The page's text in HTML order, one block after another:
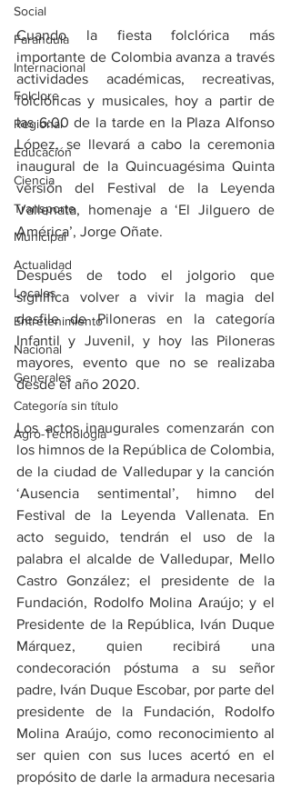
Social
Farandula
Internacional
Folclore
Regional
Educación
Ciencia
Transporte
Municipal
Actualidad
Locales
Entretenimiento
Nacional
Generales
Categoría sin título
Agro-Tecnología
Cuando la fiesta folclórica más
importante de Colombia avanza a través
actividades académicas, recreativas,
folclóricas y musicales, hoy a partir de
las 6:00 de la tarde en la Plaza Alfonso
López, se llevará a cabo la ceremonia
inaugural de la Quincuagésima Quinta
versión del Festival de la Leyenda
Vallenata, homenaje a ‘El Jilguero de
América’, Jorge Oñate.
Después de todo el jolgorio que
significa volver a vivir la magia del
desfile de Piloneras en la categoría
Infantil y Juvenil, y hoy las Piloneras
mayores, evento que no se realizaba
desde el año 2020.
Los actos inaugurales comenzarán con
los himnos de la República de Colombia,
de la ciudad de Valledupar y la canción
‘Ausencia sentimental’, himno del
Festival de la Leyenda Vallenata. En
acto seguido, tendrán el uso de la
palabra el alcalde de Valledupar, Mello
Castro González; el presidente de la
Fundación, Rodolfo Molina Araújo; y el
Presidente de la República, Iván Duque
Márquez, quien recibirá una
condecoración póstuma a su señor
padre, Iván Duque Escobar, por parte del
presidente de la Fundación, Rodolfo
Molina Araújo, como reconocimiento al
ser quien con sus luces acertó en el
propósito de darle la armadura necesaria